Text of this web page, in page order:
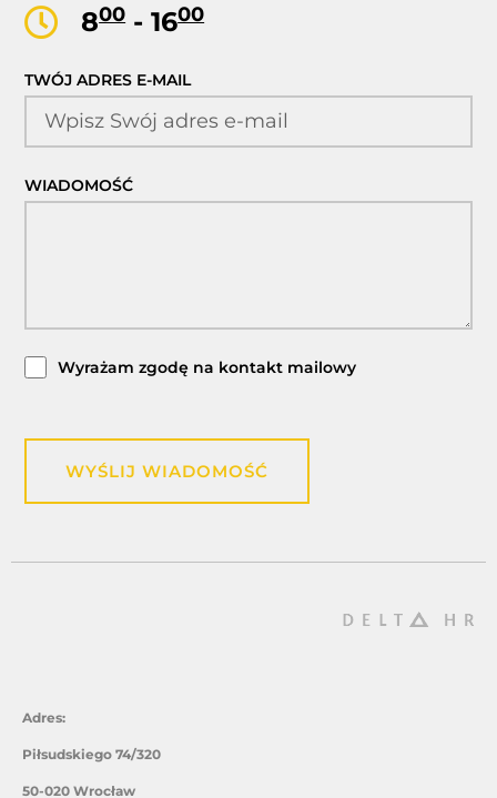
800- 1600
TWÓJ ADRES E-MAIL
WIADOMOŚĆ
Wyrażam zgodę na kontakt mailowy
WYŚLIJ WIADOMOŚĆ
Adres:
Piłsudskiego 74/320
50-020 Wrocław